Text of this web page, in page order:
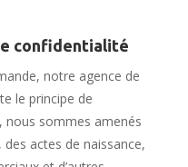
confidentialité
notre agence de
le principe de
nous sommes amenés
actes de naissance,